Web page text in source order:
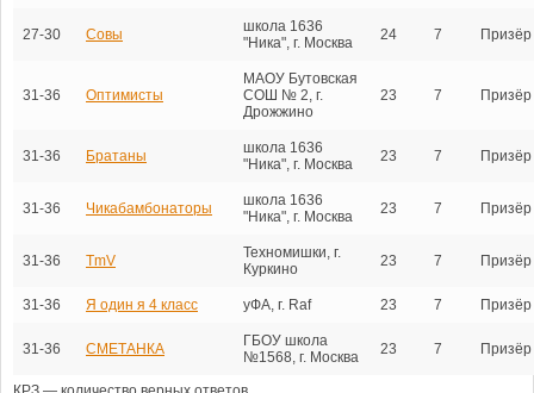
27-30 Совы
школа 1636
"Ника", г. Москва
24 7 Призёр
31-36 Оптимисты
МАОУ Бутовская
СОШ № 2, г.
Дрожжино
23 7 Призёр
31-36 Братаны
школа 1636
"Ника", г. Москва
23 7 Призёр
31-36 Чикабамбонаторы
школа 1636
"Ника", г. Москва
23 7 Призёр
31-36 TmV
Техномишки, г.
Куркино
23 7 Призёр
31-36 Я один я 4 класс уФА, г. Raf 23 7 Призёр
31-36 СМЕТАНКА
ГБОУ школа
№1568, г. Москва
23 7 Призёр